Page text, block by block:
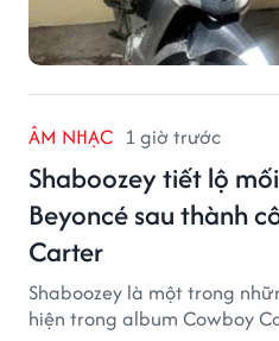
ÂM NHẠC 1 giờ trước
Shaboozey tiết lộ
Beyoncé sau thành
Carter
Shaboozey là một trong
hiện trong album Cowboy